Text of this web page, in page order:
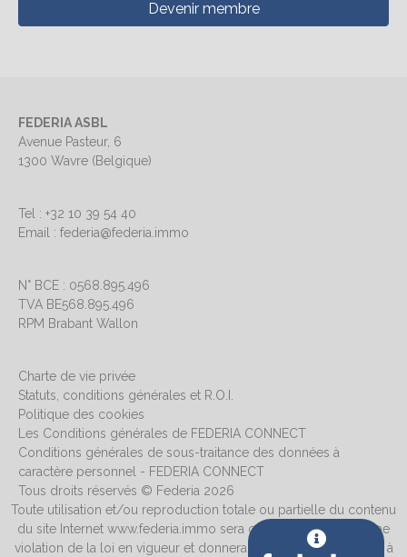
Devenir membre
FEDERIA ASBL
Avenue Pasteur, 6
1300 Wavre (Belgique)
Tel : +32 10 39 54 40
Email : federia@federia.immo
N° BCE : 0568.895.496
TVA BE568.895.496
RPM Brabant Wallon
Charte de vie privée
Statuts, conditions générales et R.O.I.
Politique des cookies
Les Conditions générales de FEDERIA CONNECT
Conditions générales de sous-traitance des données à
caractère personnel - FEDERIA CONNECT
Tous droits réservés © Federia 2026
Toute utilisation et/ou reproduction totale ou partielle du contenu
du site Internet www.federia.immo sera considérée comme une
violation de la loi en vigueur et donnera systématiquement lieu à